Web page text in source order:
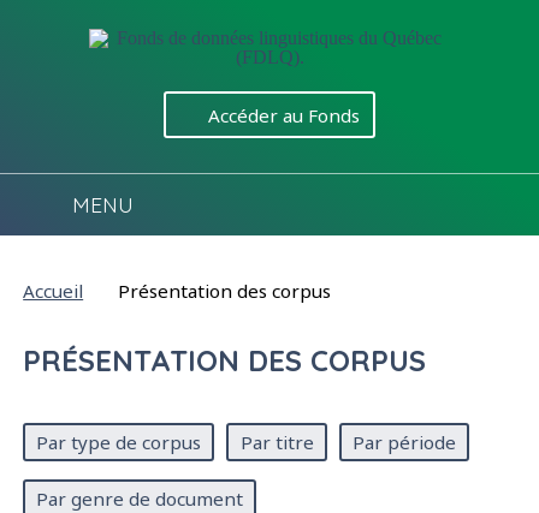
Accéder au Fonds
MENU
Vous êtes ici :
Accueil Présentation des corpus
PRÉSENTATION DES CORPUS
Mode d'affichage des corpus :
Par type de corpus Par titre Par période
Par genre de document